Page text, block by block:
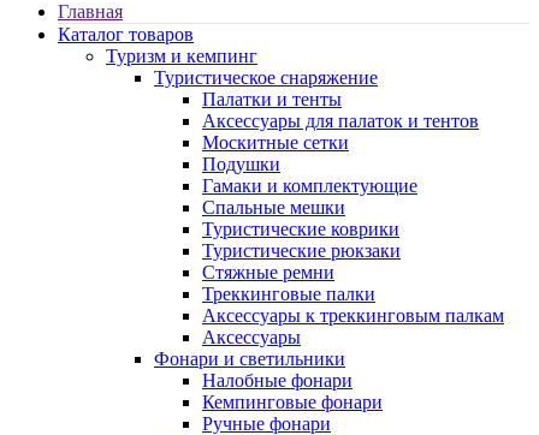
Главная
Каталог товаров
Туризм и кемпинг
Туристическое снаряжение
Палатки и тенты
Аксессуары для палаток и тентов
Москитные сетки
Подушки
Гамаки и комплектующие
Спальные мешки
Туристические коврики
Туристические рюкзаки
Стяжные ремни
Треккинговые палки
Аксессуары к треккинговым палкам
Аксессуары
Фонари и светильники
Налобные фонари
Кемпинговые фонари
Ручные фонари